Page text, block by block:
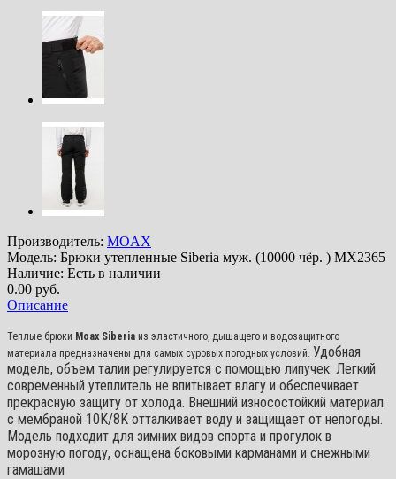
Производитель: MOAX
Модель: Брюки утепленные Siberia муж. (10000 чёр. ) MX2365
Наличие: Есть в наличии
0.00 руб.
Описание
Теплые брюки Moax Siberia из эластичного, дышащего и водозащитного
материала предназначены для самых суровых погодных условий. Удобная
модель, объем талии регулируется с помощью липучек. Легкий
современный утеплитель не впитывает влагу и обеспечивает
прекрасную защиту от холода. Внешний износостойкий материал
с мембраной 10K/8K отталкивает воду и защищает от непогоды.
Модель подходит для зимних видов спорта и прогулок в
морозную погоду, оснащена боковыми карманами и снежными
гамашами